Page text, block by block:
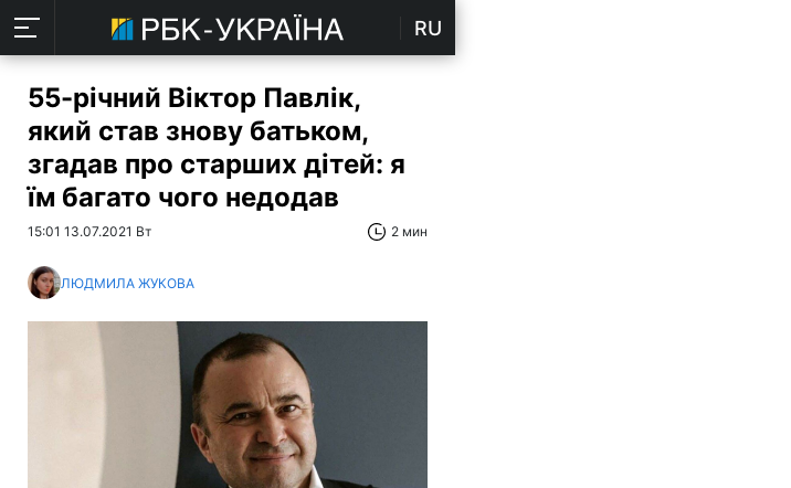
RU
55-річний Віктор Павлік,
який став знову батьком,
згадав про старших дітей: я
їм багато чого недодав
15:01 13.07.2021 Вт 2 мин
ЛЮДМИЛА ЖУКОВА